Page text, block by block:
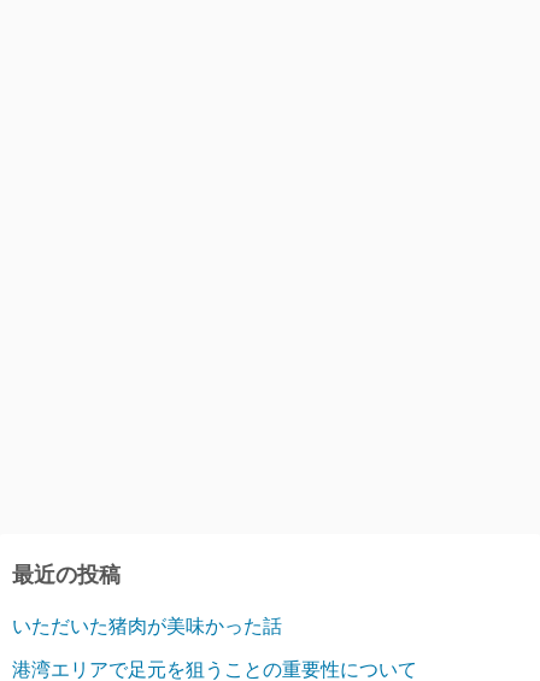
最近の投稿
いただいた猪肉が美味かった話
港湾エリアで足元を狙うことの重要性について